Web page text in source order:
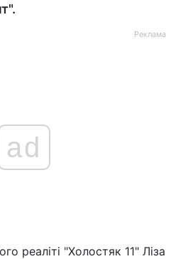
Реклама
ad
реаліті "Холостяк 11" Ліза